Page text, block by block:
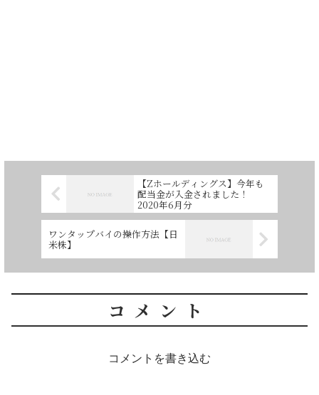
【Zホールディングス】今年も
配当金が入金されました！
2020年6月分
ワンタップバイの操作方法【日
米株】
コメント
コメントを書き込む